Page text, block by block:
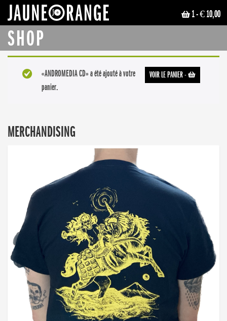
1- € 10,00
SHOP
VOIR LE PANIER-
«ANDROMEDIA CD» a été ajouté à votre
panier.
MERCHANDISING